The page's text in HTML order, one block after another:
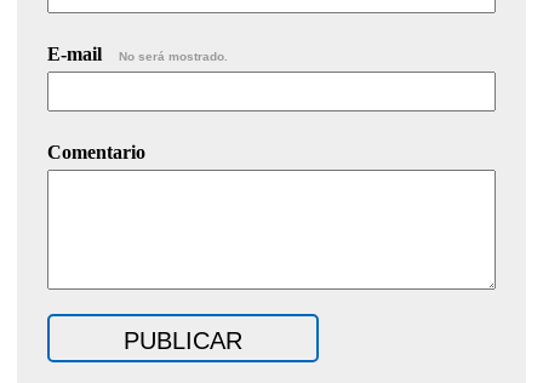
E-mail No será mostrado.
Comentario